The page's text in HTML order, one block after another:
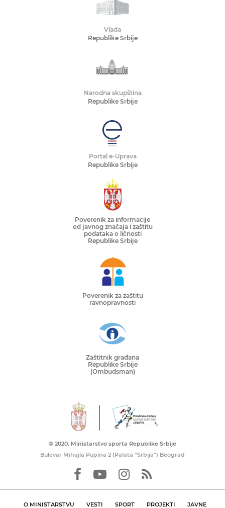
Vlada
Republike Srbije
Narodna skupština
Republike Srbije
Portal e-Uprava
Republike Srbije
Poverenik za informacije
od javnog značaja i zaštitu
podataka o ličnosti
Republike Srbije
Poverenik za zaštitu
ravnopravnosti
Zaštitnik građana
Republike Srbije
(Ombudsman)
© 2020. Ministarstvo sporta Republike Srbije
Bulevar Mihajla Pupina 2 (Palata “Srbija”) Beograd
O MINISTARSTVU VESTI SPORT PROJEKTI JAVNE